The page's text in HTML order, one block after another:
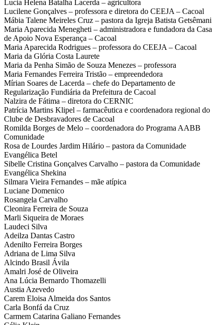
Lucia Helena Batalha Lacerda – agricultora
Lucilene Gonçalves – professora e diretora do CEEJA – Cacoal
Mábia Talene Meireles Cruz – pastora da Igreja Batista Getsêmani
Maria Aparecida Menegheti – administradora e fundadora da Casa
de Apoio Nova Esperança – Cacoal
Maria Aparecida Rodrigues – professora do CEEJA – Cacoal
Maria da Glória Costa Laurete
Maria da Penha Simão de Souza Menezes – professora
Maria Fernandes Ferreira Tristão – empreendedora
Mírian Soares de Lacerda – chefe do Departamento de
Regularização Fundiária da Prefeitura de Cacoal
Nalzira de Fátima – diretora do CERNIC
Patrícia Martins Klipel – farmacêutica e coordenadora regional do
Clube de Desbravadores de Cacoal
Romilda Borges de Melo – coordenadora do Programa AABB
Comunidade
Rosa de Lourdes Jardim Hilário – pastora da Comunidade
Evangélica Betel
Sibelle Cristina Gonçalves Carvalho – pastora da Comunidade
Evangélica Shekina
Silmara Vieira Fernandes – mãe atípica
Luciane Domenico
Rosangela Carvalho
Cleonira Ferreira de Souza
Marli Siqueira de Moraes
Laudeci Silva
Adeilza Dantas Castro
Adenilto Ferreira Borges
Adriana de Lima Silva
Alcindo Brasil Ávila
Amalri José de Oliveira
Ana Lúcia Bernardo Thomazelli
Austia Azevedo
Carem Eloisa Almeida dos Santos
Carla Bonfá da Cruz
Carmem Catarina Galiano Fernandes